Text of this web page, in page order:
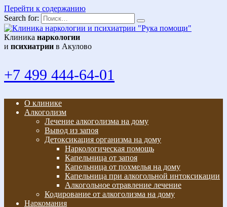
Перейти к содержанию
Search for:
Клиника наркологии
и психиатрии в Акулово
+7 499 444-64-01
О клинике
Алкоголизм
Лечение алкоголизма на дому
Вывод из запоя
Детоксикация организма на дому
Наркологическая помощь
Капельница от запоя
Капельница от похмелья на дому
Капельница при алкогольной интоксикации
Алкогольное отравление лечение
Кодирование от алкоголизма на дому
Наркомания